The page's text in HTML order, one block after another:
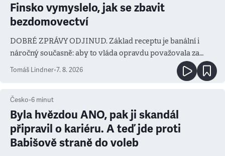
Finsko vymyslelo, jak se zbavit
bezdomovectví
DOBRÉ ZPRÁVY ODJINUD. Základ receptu je banální i
náročný současně: aby to vláda opravdu považovala za
Tomáš Lindner•7. 8. 2026
Česko•6 minut
Byla hvězdou ANO, pak ji skandál
připravil o kariéru. A teď jde proti
Babišově straně do voleb